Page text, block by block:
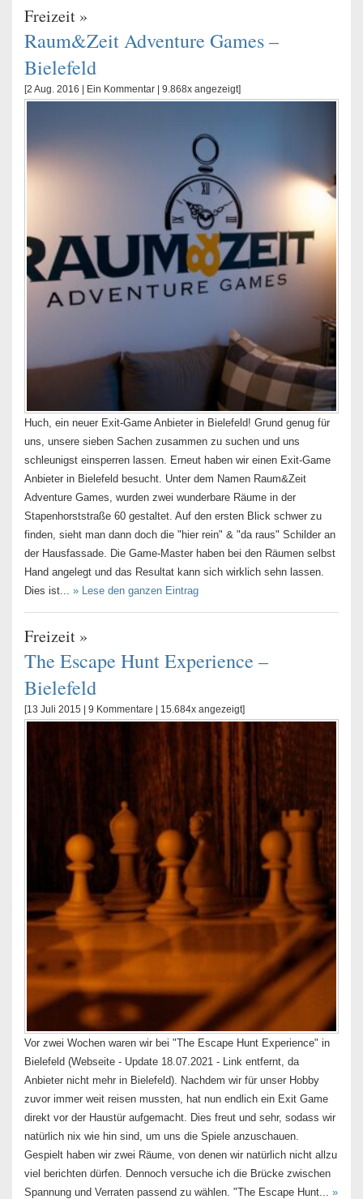
Freizeit »
Raum&Zeit Adventure Games –
Bielefeld
[2 Aug. 2016 | Ein Kommentar | 9.868x angezeigt]
Huch, ein neuer Exit-Game Anbieter in Bielefeld! Grund genug für
uns, unsere sieben Sachen zusammen zu suchen und uns
schleunigst einsperren lassen. Erneut haben wir einen Exit-Game
Anbieter in Bielefeld besucht. Unter dem Namen Raum&Zeit
Adventure Games, wurden zwei wunderbare Räume in der
Stapenhorststraße 60 gestaltet. Auf den ersten Blick schwer zu
finden, sieht man dann doch die "hier rein" & "da raus" Schilder an
der Hausfassade. Die Game-Master haben bei den Räumen selbst
Hand angelegt und das Resultat kann sich wirklich sehn lassen.
Dies ist... » Lese den ganzen Eintrag
Freizeit »
The Escape Hunt Experience –
Bielefeld
[13 Juli 2015 | 9 Kommentare | 15.684x angezeigt]
Vor zwei Wochen waren wir bei "The Escape Hunt Experience" in
Bielefeld (Webseite - Update 18.07.2021 - Link entfernt, da
Anbieter nicht mehr in Bielefeld). Nachdem wir für unser Hobby
zuvor immer weit reisen mussten, hat nun endlich ein Exit Game
direkt vor der Haustür aufgemacht. Dies freut und sehr, sodass wir
natürlich nix wie hin sind, um uns die Spiele anzuschauen.
Gespielt haben wir zwei Räume, von denen wir natürlich nicht allzu
viel berichten dürfen. Dennoch versuche ich die Brücke zwischen
Spannung und Verraten passend zu wählen. "The Escape Hunt... »